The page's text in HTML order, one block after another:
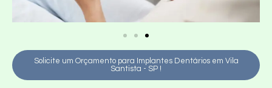
Solicite um Orçamento para Implantes Dentários em Vila
Santista - SP !